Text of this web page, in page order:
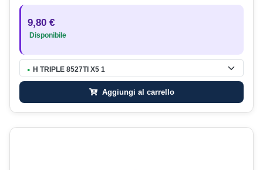
9,80 €
Disponibile
● H TRIPLE 8527TI X5 1
Aggiungi al carrello